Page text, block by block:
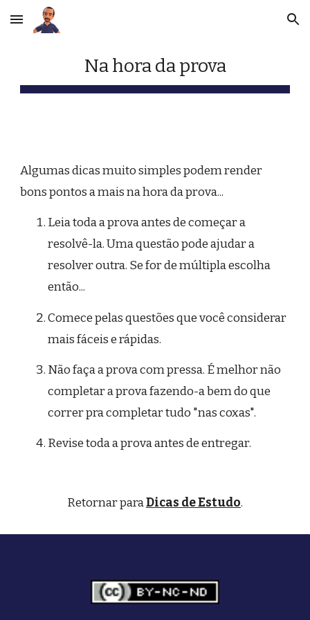
Skip to main content Skip to navigation
Na hora da prova
Algumas dicas muito simples podem render
bons pontos a mais na hora da prova...
Leia toda a prova antes de começar a
resolvê-la. Uma questão pode ajudar a
resolver outra. Se for de múltipla escolha
então...
Comece pelas questões que você considerar
mais fáceis e rápidas.
Não faça a prova com pressa. É melhor não
completar a prova fazendo-a bem do que
correr pra completar tudo "nas coxas".
Revise toda a prova antes de entregar.
Retornar para Dicas de Estudo.